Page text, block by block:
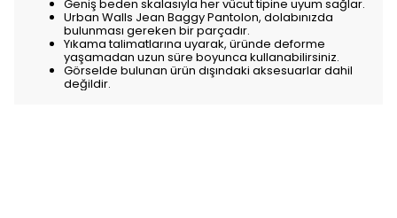
Geniş beden skalasıyla her vücut tipine uyum sağlar.
Urban Walls Jean Baggy Pantolon, dolabınızda
bulunması gereken bir parçadır.
Yıkama talimatlarına uyarak, üründe deforme
yaşamadan uzun süre boyunca kullanabilirsiniz.
Görselde bulunan ürün dışındaki aksesuarlar dahil
değildir.